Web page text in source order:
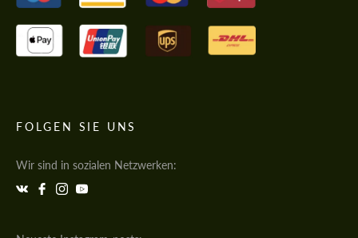
FOLGEN SIE UNS
Wir sind in sozialen Netzwerken: